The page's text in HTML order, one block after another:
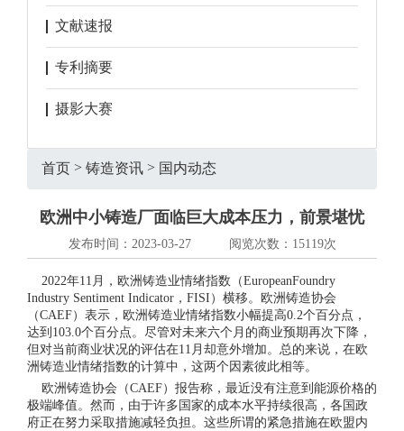
文献速报
专利摘要
摄影大赛
首页 > 铸造资讯 > 国内动态
欧洲中小铸造厂面临巨大成本压力，前景堪忧
发布时间：2023-03-27 阅览次数：15119次
2022年11月，欧洲铸造业情绪指数（EuropeanFoundry
Industry Sentiment Indicator，FISI）横移。欧洲铸造协会
（CAEF）表示，欧洲铸造业情绪指数小幅提高0.2个百分点，
达到103.0个百分点。尽管对未来六个月的商业预期再次下降，
但对当前商业状况的评估在11月却意外增加。总的来说，在欧
洲铸造业情绪指数的计算中，这两个因素彼此相等。
欧洲铸造协会（CAEF）报告称，最近没有注意到能源价格的
极端峰值。然而，由于许多国家的成本水平持续很高，各国政
府正在努力采取措施减轻负担。这些所谓的紧急措施在欧盟内